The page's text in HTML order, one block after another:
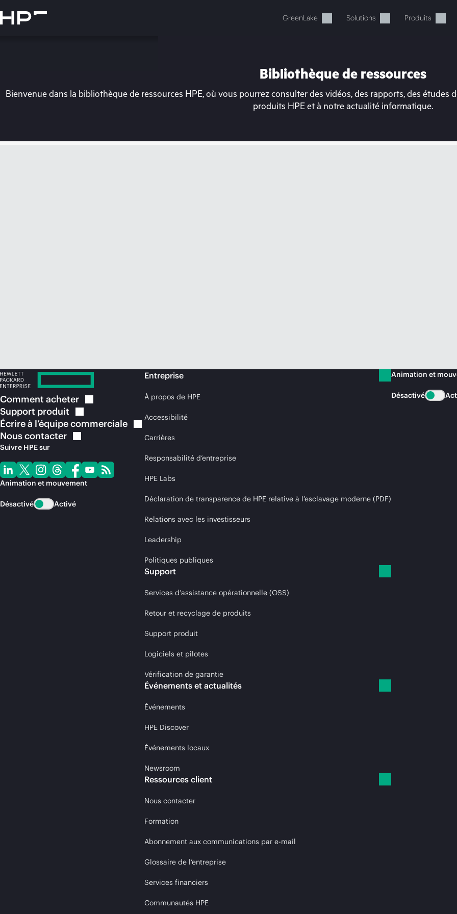
au
contenu
GreenLake Solutions Produits
Votre panier est actuellement
Bibliothèque de ressources
Bienvenue dans la bibliothèque de ressources HPE, où vous pourrez consulter des vidéos, des rapports, des études
produits HPE et à notre actualité informatique.
Comment acheter
Support produit
Écrire à l’équipecommerciale
Nouscontacter
Suivre HPE sur
Animation et mouvement
Désactivé Activé
Entreprise
À propos de HPE
Accessibilité
Carrières
Responsabilité d’entreprise
HPE Labs
Déclaration de transparence de HPE relative à l’esclavage moderne (PDF)
Relations avec les investisseurs
Leadership
Politiques publiques
Support
Services d’assistance opérationnelle (OSS)
Retour et recyclage de produits
Support produit
Logiciels et pilotes
Vérification de garantie
Événements et actualités
Événements
HPE Discover
Événements locaux
Newsroom
Ressources client
Nous contacter
Formation
Abonnement aux communications par e-mail
Glossaire de l’entreprise
Services financiers
Communautés HPE
Animation et
Désactivé